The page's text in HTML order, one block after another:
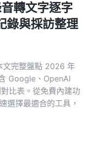
轉文字逐字
錄與採訪整理
文完整盤點 2026 年
Google、OpenAI
比表。從免費內建功
選擇最適合的工具，